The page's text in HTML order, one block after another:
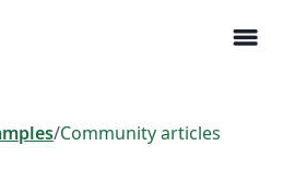
menu
/Community articles